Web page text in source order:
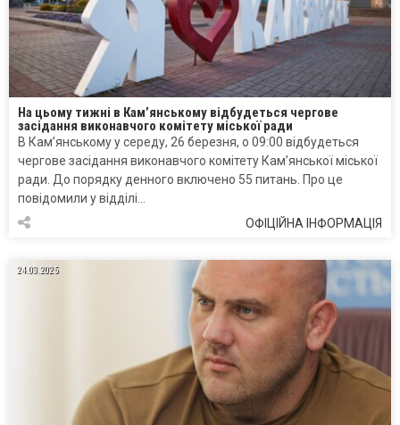
На цьому тижні в Кам’янському відбудеться чергове
засідання виконавчого комітету міської ради
В Кам’янському у середу, 26 березня, о 09:00 відбудеться
чергове засідання виконавчого комітету Кам’янської міської
ради. До порядку денного включено 55 питань. Про це
повідомили у відділі…
ОФІЦІЙНА ІНФОРМАЦІЯ
24.03.2025